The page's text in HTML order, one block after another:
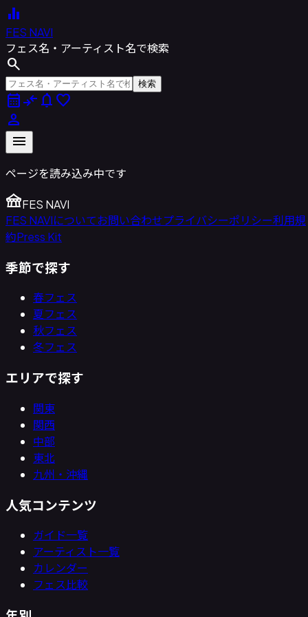
equalizer
FES NAVI
フェス名・アーティスト名で検索
search
検索
calendar_monthcompare_arrows notifications favorite
person
menu
ページを読み込み中です
festivalFES NAVI
FES NAVIについてお問い合わせプライバシーポリシー利用規
約Press Kit
季節で探す
春フェス
夏フェス
秋フェス
冬フェス
エリアで探す
関東
関西
中部
東北
九州・沖縄
人気コンテンツ
ガイド一覧
アーティスト一覧
カレンダー
フェス比較